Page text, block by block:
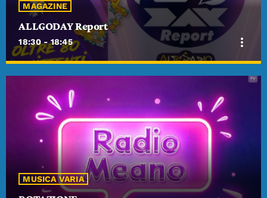
MAGAZINE
ALLGODAY Report
18:30 - 18:45 more_vert
ALLGODAY Report
La freschezza di ALLGODAY Report
Terza pagina magazine.
close
MUSICA VARIA